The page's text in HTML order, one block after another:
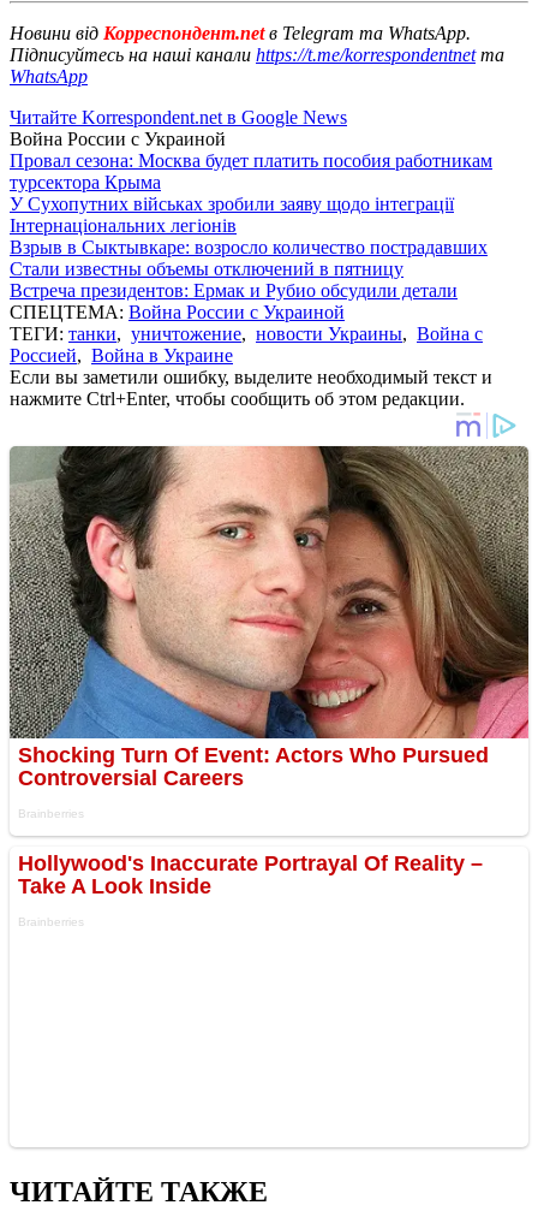
Новини від Корреспондент.netв Telegram та WhatsApp.
Підписуйтесь на наші канали https://t.me/korrespondentnetта
WhatsApp
Читайте Korrespondent.net в Google News
Война России с Украиной
Провал сезона: Москва будет платить пособия работникам
турсектора Крыма
У Сухопутних військах зробили заяву щодо інтеграції
Інтернаціональних легіонів
Взрыв в Сыктывкаре: возросло количество пострадавших
Стали известны объемы отключений в пятницу
Встреча президентов: Ермак и Рубио обсудили детали
СПЕЦТЕМА: Война России с Украиной
ТЕГИ: танки, уничтожение, новости Украины, Война с
Россией, Война в Украине
Если вы заметили ошибку, выделите необходимый текст и
нажмите Ctrl+Enter, чтобы сообщить об этом редакции.
ЧИТАЙТЕ ТАКЖЕ